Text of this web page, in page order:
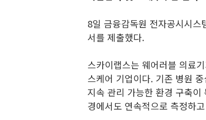
8일 금융감독원 전자공시시
서를 제출했다.
스카이랩스는 웨어러블 의료
스케어 기업이다. 기존 병원
지속 관리 가능한 환경 구축
경에서도 연속적으로 측정하